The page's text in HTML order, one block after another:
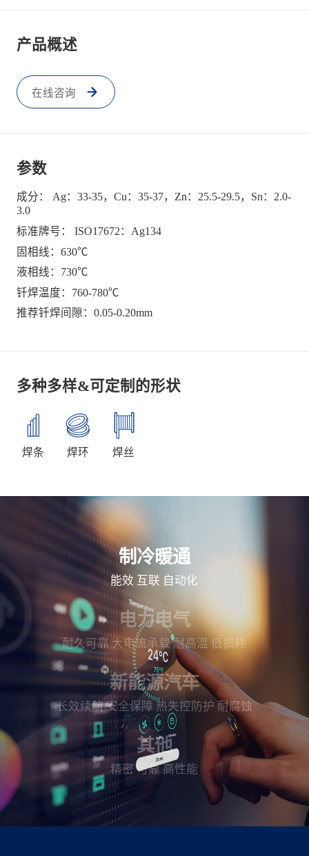
产品概述
在线咨询
参数
成分： Ag：33-35，Cu：35-37，Zn：25.5-29.5，Sn：2.0-
3.0
标准牌号： ISO17672：Ag134
固相线：630℃
液相线：730℃
钎焊温度：760-780℃
推荐钎焊间隙：0.05-0.20mm
多种多样&可定制的形状
焊条 焊环 焊丝
制冷暖通
能效 互联 自动化
电力电气
耐久可靠 大电流承载 耐高温 低损耗
新能源汽车
长效续航 安全保障 热失控防护 耐腐蚀
其他
精密 可靠 高性能